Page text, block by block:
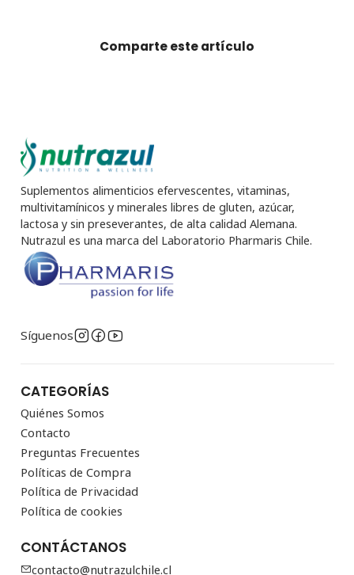
Comparte este artículo
Suplementos alimenticios efervescentes, vitaminas,
multivitamínicos y minerales libres de gluten, azúcar,
lactosa y sin preseverantes, de alta calidad Alemana.
Nutrazul es una marca del Laboratorio Pharmaris Chile.
Síguenos
CATEGORÍAS
Quiénes Somos
Contacto
Preguntas Frecuentes
Políticas de Compra
Política de Privacidad
Política de cookies
CONTÁCTANOS
contacto@nutrazulchile.cl